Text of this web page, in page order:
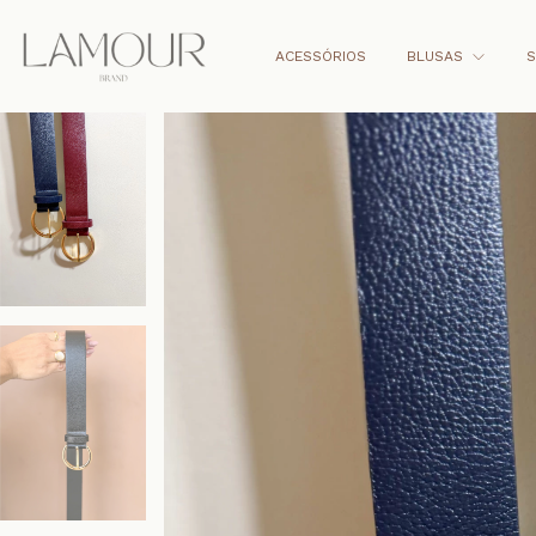
ACESSÓRIOS BLUSAS